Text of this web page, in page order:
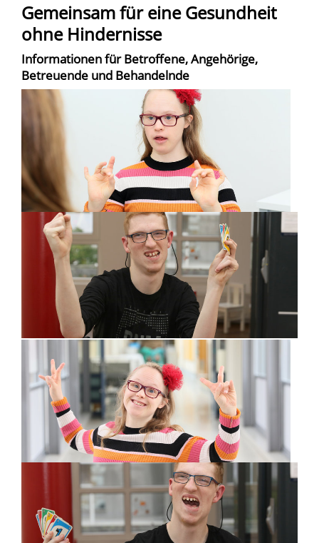
Gemeinsam für eine Gesundheit
ohne Hindernisse
Informationen für Betroffene, Angehörige,
Betreuende und Behandelnde